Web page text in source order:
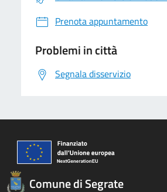
Prenota appuntamento
Problemi in città
Segnala disservizio
Comune di Segrate